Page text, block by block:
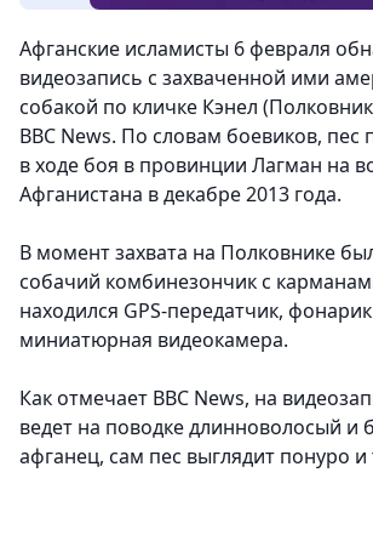
Афганские исламисты 6 февраля
видеозапись с захваченной ими
собакой по кличке Кэнел
BBC News. По словам боевиков, пес
в ходе боя в провинции Лагман на
Афганистана в декабре 2013 года.
В момент захвата на Полковнике
собачий комбинезончик с
находился GPS-передатчик,
миниатюрная видеокамера.
Как отмечает BBC News, на
ведет на поводке длинноволосый и
афганец, сам пес выглядит понуро и